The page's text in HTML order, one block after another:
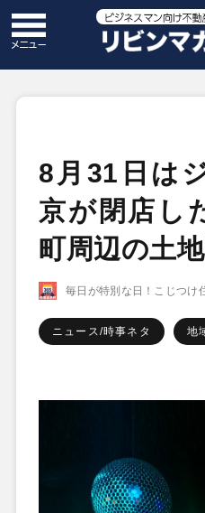
8月31日は
京が閉店し
町周辺の土
毎日が特別な日！こじつけ
ニュース/時事ネタ 地